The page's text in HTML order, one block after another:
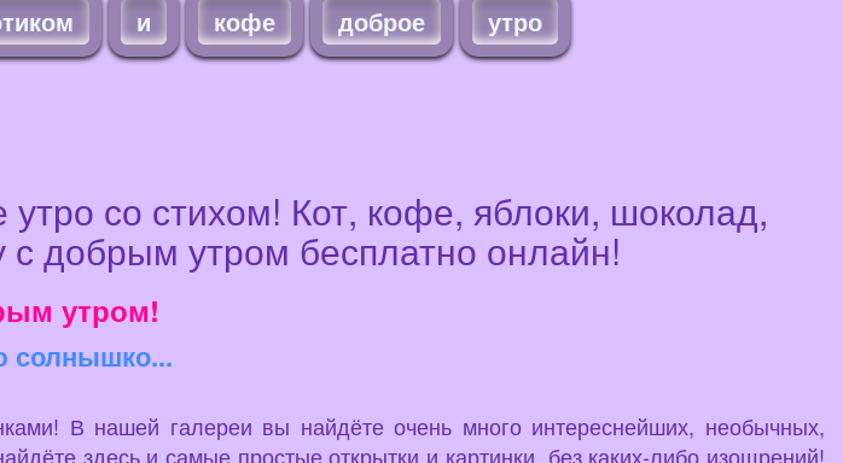
и кофе доброе утро
со стихом! Кот, кофе, яблоки, шоколад,
с добрым утром бесплатно онлайн!
утром!
солнышко...
В нашей галереи вы найдёте очень много интереснейших, необычных,
здесь и самые простые открытки и картинки, без каких-либо изощрений!